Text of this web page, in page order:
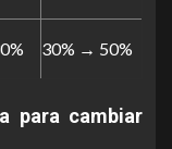
30% → 50%
para cambiar